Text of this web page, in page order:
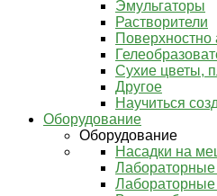
Эмульгаторы
Растворители
Сухие цветы,
Другое
Научиться
Оборудование
Оборудование
Насадки на
Лабораторные
Лабораторные